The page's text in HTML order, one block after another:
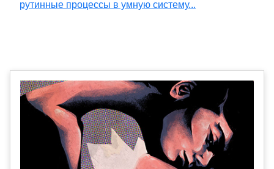
рутинные процессы в умную систему...